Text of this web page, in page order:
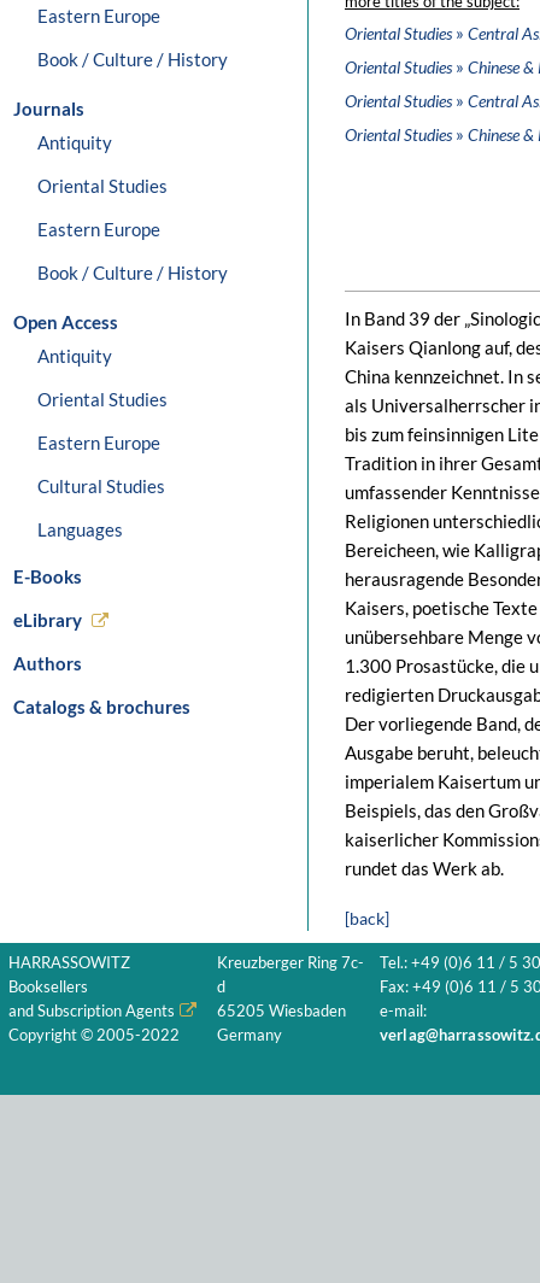
Eastern Europe
Book / Culture / History
Journals
Antiquity
Oriental Studies
Eastern Europe
Book / Culture / History
Open Access
Antiquity
Oriental Studies
Eastern Europe
Cultural Studies
Languages
E-Books
eLibrary
Authors
Catalogs & brochures
Oriental Studies» Central
Oriental Studies» Chinese &
Oriental Studies» Central
Oriental Studies» Chinese &
In Band 39 der
Kaisers Qianlong auf,
China kennzeichnet. In
als Universalherrscher
bis zum feinsinnigen
Tradition in ihrer
umfassender
Religionen
Bereicheen, wie
herausragende
Kaisers, poetische
unübersehbare Menge
1.300 Prosastücke, die
redigierten
Der vorliegende Band,
Ausgabe beruht,
imperialem Kaisertum
Beispiels, das den
kaiserlicher
rundet das Werk ab.
[back]
HARRASSOWITZ
Booksellers
and Subscription Agents
Copyright © 2005-2022
Kreuzberger Ring 7c-
d
65205 Wiesbaden
Germany
Tel.: +49 (0)6 11 / 5
Fax: +49 (0)6 11 / 5
e-mail: